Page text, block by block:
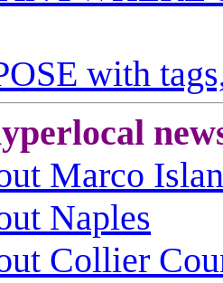
with
Marco
Naples
Collier